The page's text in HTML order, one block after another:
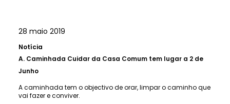
28 maio 2019
Notícia
A. Caminhada Cuidar da Casa Comum tem lugar a 2 de
Junho
A caminhada tem o objectivo de orar, limpar o caminho que
vai fazer e conviver.